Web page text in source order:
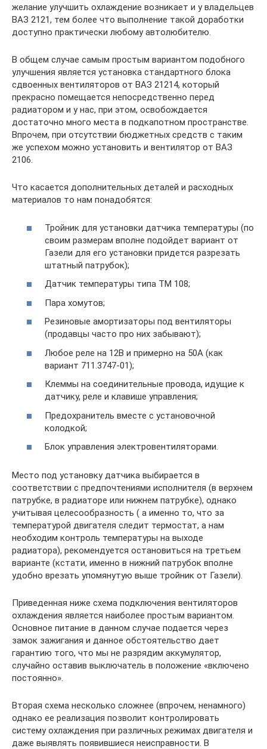
желание улучшить охлаждение возникает и у владельцев
ВАЗ 2121, тем более что выполнение такой доработки
доступно практически любому автолюбителю.
В общем случае самым простым вариантом подобного
улучшения является установка стандартного блока
сдвоенных вентиляторов от ВАЗ 21214, который
прекрасно помещается непосредственно перед
радиатором и у нас, при этом, освобождается
достаточно много места в подкапотном пространстве.
Впрочем, при отсутствии бюджетных средств с таким
же успехом можно установить и вентилятор от ВАЗ
2106.
Что касается дополнительных деталей и расходных
материалов то нам понадобятся:
Тройник для установки датчика температуры (по
своим размерам вполне подойдет вариант от
Газели для его установки придется разрезать
штатный патрубок);
Датчик температуры типа ТМ 108;
Пара хомутов;
Резиновые амортизаторы под вентиляторы
(продавцы часто про них забывают);
Любое реле на 12В и примерно на 50А (как
вариант 711.3747-01);
Клеммы на соединительные провода, идущие к
датчику, реле и клавише управления;
Предохранитель вместе с установочной
колодкой;
Блок управления электровентиляторами.
Место под установку датчика выбирается в
соответствии с предпочтениями исполнителя (в верхнем
патрубке, в радиаторе или нижнем патрубке), однако
учитывая целесообразность ( а именно то, что за
температурой двигателя следит термостат, а нам
необходим контроль температуры на выходе
радиатора), рекомендуется остановиться на третьем
варианте (кстати, именно в нижний патрубок вполне
удобно врезать упомянутую выше тройник от Газели).
Приведенная ниже схема подключения вентиляторов
охлаждения является наиболее простым вариантом.
Основное питание в данном случае подается через
замок зажигания и данное обстоятельство дает
гарантию того, что мы не разрядим аккумулятор,
случайно оставив выключатель в положение «включено
постоянно».
Вторая схема несколько сложнее (впрочем, ненамного)
однако ее реализация позволит контролировать
систему охлаждения при различных режимах двигателя и
даже выявлять появившиеся неисправности. В